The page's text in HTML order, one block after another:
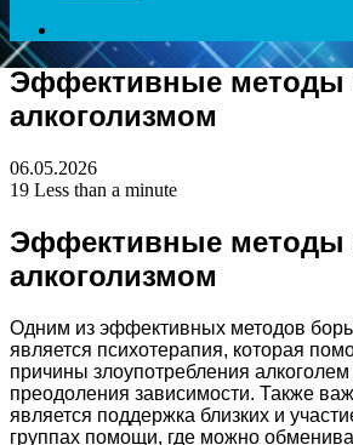
Эффективные методы
алкоголизмом
06.05.2026
19 Less than a minute
Эффективные методы
алкоголизмом
Одним из эффективных методов
является психотерапия, которая
причины злоупотребления алкоголем
преодоления зависимости. Также
является поддержка близких и
группах помощи, где можно